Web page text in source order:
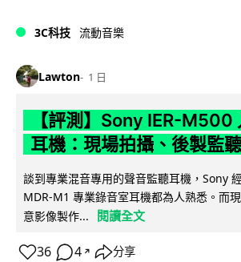
3C科技 流動音樂
Lawton 1 日
【評測】Sony IER-M500
耳機：現場拍攝、後製監
談到專業混音專用的聲音監聽耳機，Sony
MDR-M1 專業錄音室耳機都為人熟悉。而
意影像製作...
閱讀全文
36 4 ↗ 分享